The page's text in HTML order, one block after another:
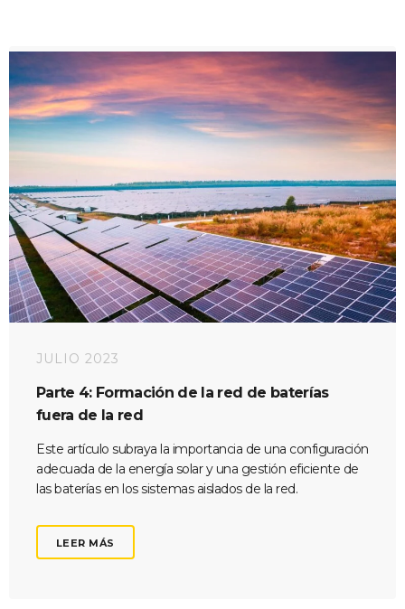
JULIO 2023
Parte 4: Formación de la red de baterías
fuera de la red
Este artículo subraya la importancia de una configuración
adecuada de la energía solar y una gestión eficiente de
las baterías en los sistemas aislados de la red.
LEER MÁS